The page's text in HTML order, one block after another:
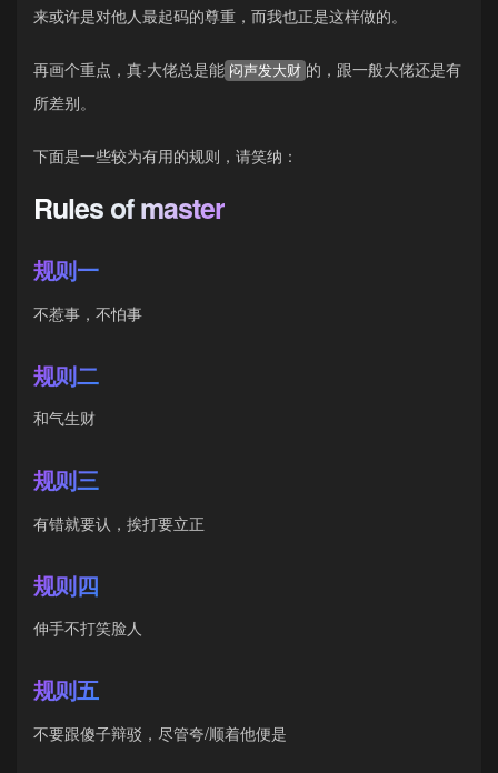
来或许是对他人最起码的尊重，而我也正是这样做的。
再画个重点，真·大佬总是能 闷声发大财 的，跟一般大佬还是有
所差别。
下面是一些较为有用的规则，请笑纳：
Rules of master
规则一
不惹事，不怕事
规则二
和气生财
规则三
有错就要认，挨打要立正
规则四
伸手不打笑脸人
规则五
不要跟傻子辩驳，尽管夸/顺着他便是